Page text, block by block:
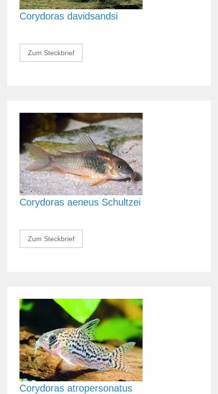
Corydoras davidsandsi
Zum Steckbrief
Corydoras aeneus Schultzei
Zum Steckbrief
Corydoras atropersonatus